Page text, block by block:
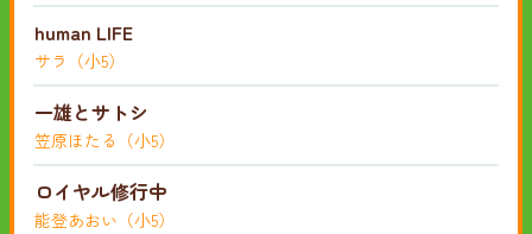
human LIFE
サラ（小5）
一雄とサトシ
笠原ほたる（小5）
ロイヤル修行中
能登あおい（小5）